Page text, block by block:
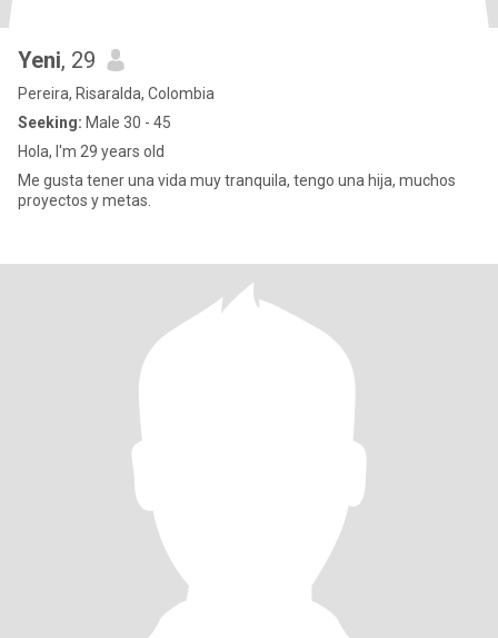
Yeni, 29
Pereira, Risaralda, Colombia
Seeking: Male 30 - 45
Hola, I'm 29 years old
Me gusta tener una vida muy tranquila, tengo una hija, muchos
proyectos y metas.